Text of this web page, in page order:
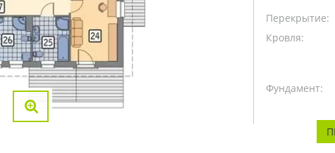
Перекрытие:
Кровля:
Фундамент: